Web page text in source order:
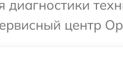
центр